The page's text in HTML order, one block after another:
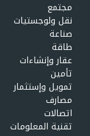
مجتمع
نقل ولوجستيات
صناعة
طاقة
عقار وإنشاءات
تأمين
تمويل وإستثمار
مصارف
اتصالات
تقنية المعلومات